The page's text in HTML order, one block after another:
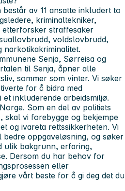
av 11 ansatte inkludert to
kriminaltekniker,
straffesaker
voldslovbrudd,
narkotikakriminalitet.
Senja, Sørreisa og
til Senja, åpner alle
sommer som vinter. Vi søker
for å bidra med
et inkluderende arbeidsmiljø.
Som en del av politiets
skal vi forebygge og bekjempe
og ivareta rettssikkerheten. Vi
oppgaveløsning, og søker
ulik bakgrunn, erfaring,
Dersom du har behov for
eller
vårt beste for å gi deg det du